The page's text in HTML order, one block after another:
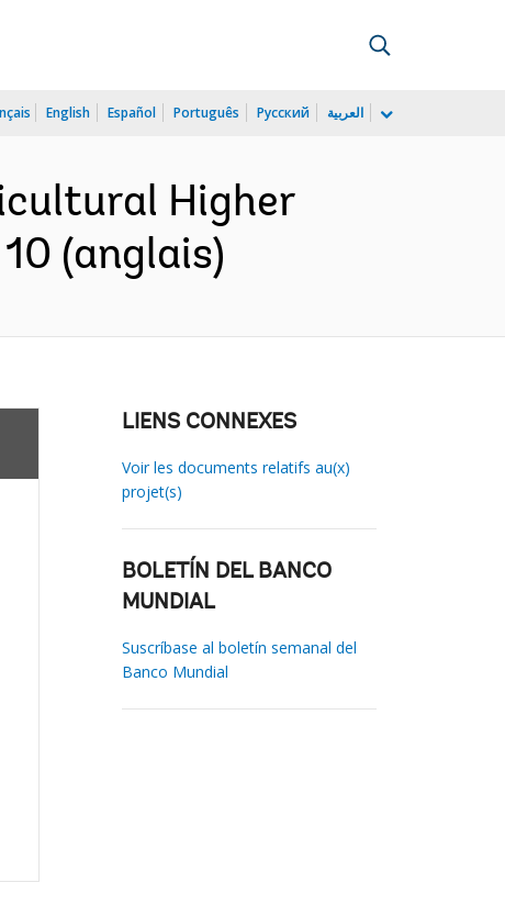
English Español Português Русский العربية
Higher
(anglais)
LIENS CONNEXES
Voir les documents relatifs au(x)
projet(s)
BOLETÍN DEL BANCO
MUNDIAL
Suscríbase al boletín semanal del
Banco Mundial